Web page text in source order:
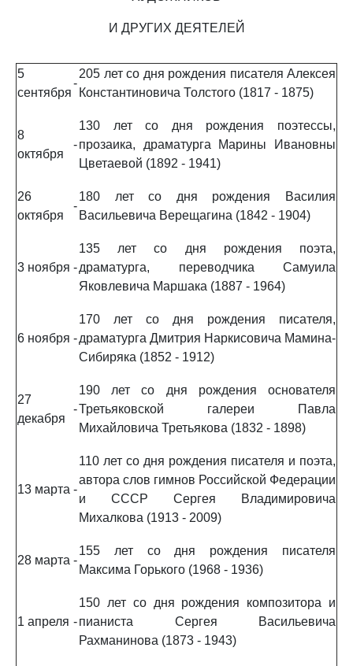
И ДРУГИХ ДЕЯТЕЛЕЙ
5
сентября
-
205 лет со дня рождения писателя Алексея
Константиновича Толстого (1817 - 1875)
8
октября
-
130 лет со дня рождения поэтессы,
прозаика, драматурга Марины Ивановны
Цветаевой (1892 - 1941)
26
октября
-
180 лет со дня рождения Василия
Васильевича Верещагина (1842 - 1904)
3 ноября -
135 лет со дня рождения поэта,
драматурга, переводчика Самуила
Яковлевича Маршака (1887 - 1964)
6 ноября -
170 лет со дня рождения писателя,
драматурга Дмитрия Наркисовича Мамина-
Сибиряка (1852 - 1912)
27
декабря
-
190 лет со дня рождения основателя
Третьяковской галереи Павла
Михайловича Третьякова (1832 - 1898)
13 марта -
110 лет со дня рождения писателя и поэта,
автора слов гимнов Российской Федерации
и СССР Сергея Владимировича
Михалкова (1913 - 2009)
28 марта -
155 лет со дня рождения писателя
Максима Горького (1968 - 1936)
1 апреля -
150 лет со дня рождения композитора и
пианиста Сергея Васильевича
Рахманинова (1873 - 1943)